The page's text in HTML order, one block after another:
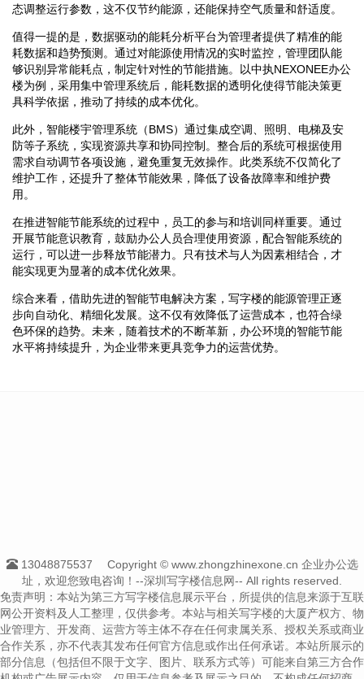
态调整运行参数，这不仅节约能源，还能保持空气质量和舒适度。
值得一提的是，数据驱动的能耗分析平台为管理者提供了精准的能
耗数据和趋势预测。通过对能源使用情况的实时监控，管理团队能
够识别异常能耗点，制定针对性的节能措施。以中执NEXONEE办公
楼为例，采用集中管理系统后，能耗数据的透明化使得节能决策更
具科学依据，推动了持续的成本优化。
此外，智能楼宇管理系统（BMS）通过集成空调、照明、电梯及安
防等子系统，实现资源共享和协同控制。整合后的系统可根据使用
需求自动调节各项设施，避免重复无效操作。此类系统不仅简化了
维护工作，还提升了整体节能效果，降低了设备故障率和维护费
用。
在推进智能节能系统的过程中，员工的参与和培训同样重要。通过
开展节能意识教育，鼓励办公人员合理使用资源，配合智能系统的
运行，可以进一步释放节能潜力。只有技术与人为因素相结合，才
能实现更为显著的成本优化效果。
综合来看，借助先进的智能节电解决方案，写字楼的能源管理正逐
步向自动化、精细化发展。这不仅有效降低了运营成本，也符合绿
色环保的趋势。未来，随着技术的不断革新，办公环境的智能节能
水平将持续提升，为企业带来更具竞争力的运营优势。
13048875537
Copyright © www.zhongzhinexone.cn 企业办公选
址，欢迎您致电咨询！--深圳写字楼信息网-- All rights reserved.
免责声明：本站为第三方写字楼信息展示平台，所提供的信息来源于互联
网公开资料及人工整理，仅供参考。本站与相关写字楼的大厦产权方、物
业管理方、开发商、运营方等主体不存在任何隶属关系、授权关系或商业
合作关系，亦不代表其发布任何官方信息或作出任何承诺。本站所展示的
部分信息（包括但不限于文字、图片、联系方式等）可能来自第三方合作